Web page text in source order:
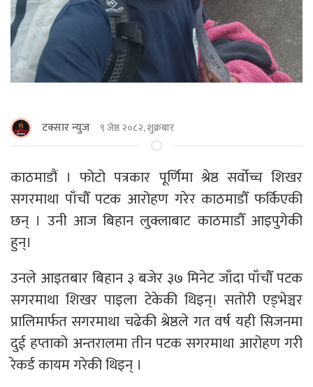
टक्सार न्युज ९ जेष्ठ २०८२, शुक्रबार
काठमाडौं । फोटो पत्रकार पूर्णिमा श्रेष्ठ सर्वोच्च शिखर
सगरमाथा पाँचौँ पटक आरोहण गरेर काठमाडौँ फर्किएकी
छन् । उनी आज बिहान लुक्लाबाट काठमाडौँ आइपुगेकी
हुन्।
उनले आइतबार बिहान ३ बजेर ३७ मिनेट जाँदा पाँचौँ पटक
सगरमाथा शिखर पाइला टेकेकी थिइन्। सतोरी एड्भेञ्चर
प्रालिमार्फत सगरमाथा चढेकी श्रेष्ठले गत वर्ष यही सिजनमा
दुई हप्ताको अन्तरालमा तीन पटक सगरमाथा आरोहण गरी
रेकर्ड कायम गरेकी थिइन् ।